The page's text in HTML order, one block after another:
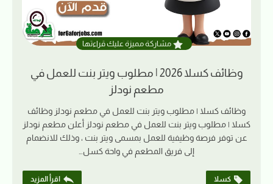
مشاركة مميزة عليك قراءتها
وظائف كسلا 2026 | مطلوب ويتر بنت للعمل في
مطعم نودلز
وظائف كسلا | مطلوب ويتر بنت للعمل في مطعم نودلز وظائف
كسلا | مطلوب ويتر بنت للعمل في مطعم نودلز أعلن مطعم نودلز
عن توفر فرصة وظيفية للعمل بمسمى ويتر بنت ، وذلك للانضمام
إلى فريق المطعم في واحة كسل…
كسلا اقرأ المزيد